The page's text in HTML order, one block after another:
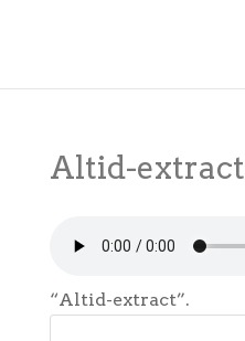
Altid-extract
“Altid-extract”.